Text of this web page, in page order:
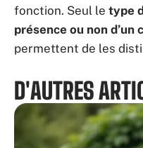
fonction. Seul le type
présence ou non d’un
permettent de les
D'AUTRES